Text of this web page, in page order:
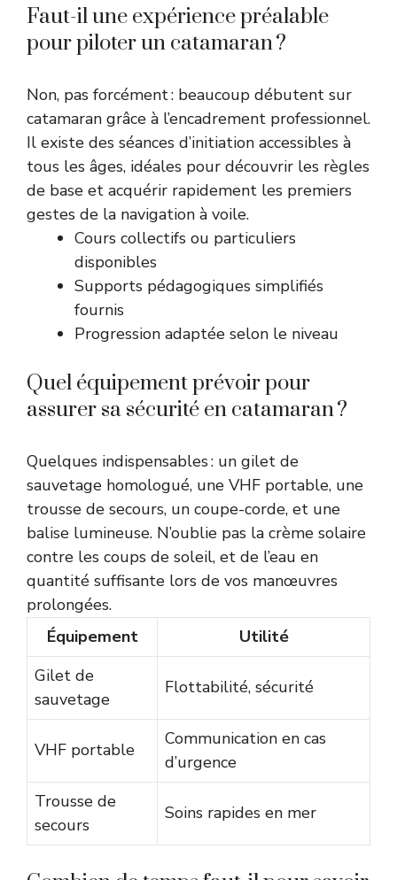
Faut-il une expérience préalable
pour piloter un catamaran ?
Non, pas forcément : beaucoup débutent sur
catamaran grâce à l’encadrement professionnel.
Il existe des séances d’initiation accessibles à
tous les âges, idéales pour découvrir les règles
de base et acquérir rapidement les premiers
gestes de la navigation à voile.
Cours collectifs ou particuliers
disponibles
Supports pédagogiques simplifiés
fournis
Progression adaptée selon le niveau
Quel équipement prévoir pour
assurer sa sécurité en catamaran ?
Quelques indispensables : un gilet de
sauvetage homologué, une VHF portable, une
trousse de secours, un coupe-corde, et une
balise lumineuse. N’oublie pas la crème solaire
contre les coups de soleil, et de l’eau en
quantité suffisante lors de vos manœuvres
prolongées.
Équipement
Utilité
Gilet de
sauvetage
Flottabilité, sécurité
VHF portable
Communication en cas
d’urgence
Trousse de
secours
Soins rapides en mer